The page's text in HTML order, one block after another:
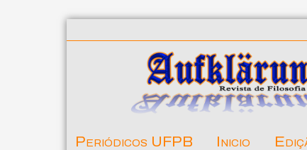
Periódicos UFPB Inicio